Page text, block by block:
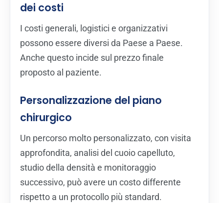
dei costi
I costi generali, logistici e organizzativi
possono essere diversi da Paese a Paese.
Anche questo incide sul prezzo finale
proposto al paziente.
Personalizzazione del piano
chirurgico
Un percorso molto personalizzato, con visita
approfondita, analisi del cuoio capelluto,
studio della densità e monitoraggio
successivo, può avere un costo differente
rispetto a un protocollo più standard.